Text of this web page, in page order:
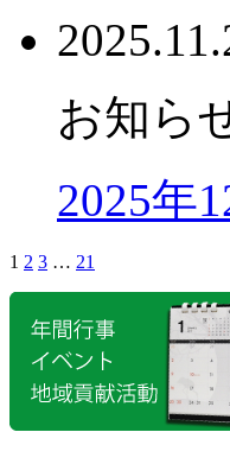
お知ら
2025年
1 2 3 … 21